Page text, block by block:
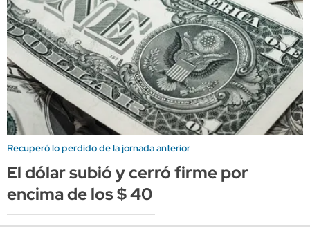
Recuperó lo perdido de la jornada anterior
El dólar subió y cerró firme por
encima de los $ 40